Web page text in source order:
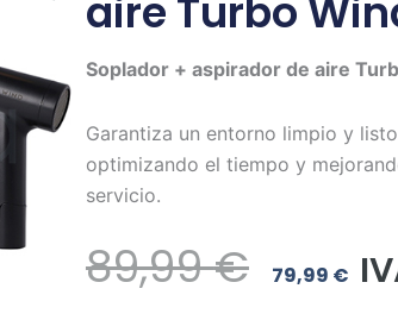
aire Turbo
Soplador + aspirador de aire
Garantiza un entorno limpio y
optimizando el tiempo y
servicio.
89,99€ El
79,99 €El